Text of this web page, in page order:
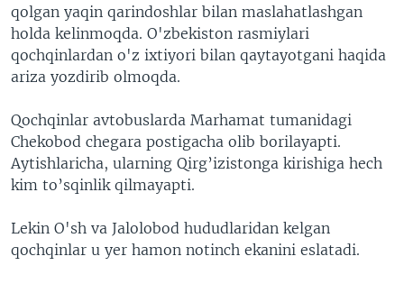
qolgan yaqin qarindoshlar bilan maslahatlashgan
holda kelinmoqda. O'zbekiston rasmiylari
qochqinlardan o'z ixtiyori bilan qaytayotgani haqida
ariza yozdirib olmoqda.
Qochqinlar avtobuslarda Marhamat tumanidagi
Chekobod chegara postigacha olib borilayapti.
Aytishlaricha, ularning Qirg’izistonga kirishiga hech
kim to’sqinlik qilmayapti.
Lekin O'sh va Jalolobod hududlaridan kelgan
qochqinlar u yer hamon notinch ekanini eslatadi.